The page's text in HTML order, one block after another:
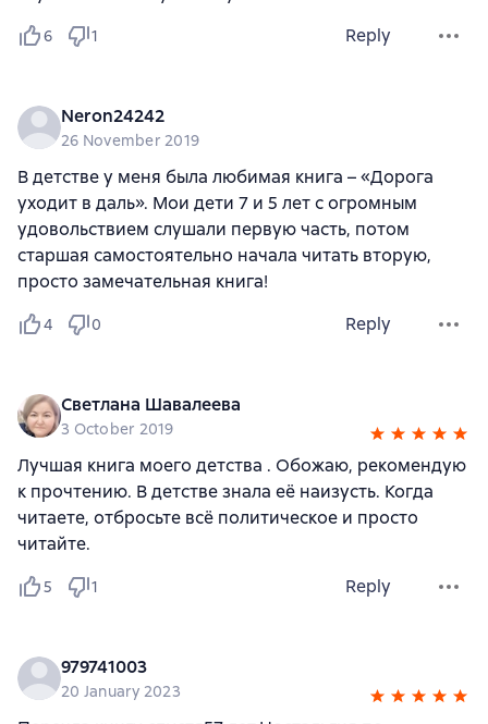
6 1 Reply
Neron24242
26 November 2019
В детстве у меня была любимая книга – «Дорога
уходит в даль». Мои дети 7 и 5 лет с огромным
удовольствием слушали первую часть, потом
старшая самостоятельно начала читать вторую,
просто замечательная книга!
4 0 Reply
Светлана Шавалеева
3 October 2019
Лучшая книга моего детства . Обожаю, рекомендую
к прочтению. В детстве знала её наизусть. Когда
читаете, отбросьте всё политическое и просто
читайте.
5 1 Reply
979741003
20 January 2023